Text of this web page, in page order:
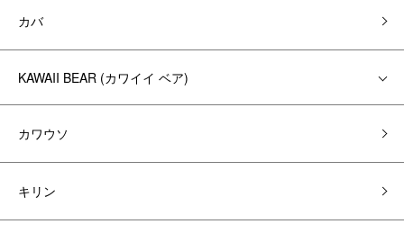
カバ
KAWAII BEAR (カワイイ ベア)
カワウソ
キリン